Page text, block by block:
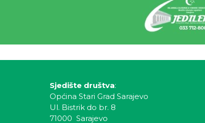
Sjedište društva:
Općina Stari Grad Sarajevo
Ul. Bistrik do br. 8
71000 Sarajevo